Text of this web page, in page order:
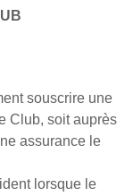
souscrire une
Club, soit auprès
assurance le
lorsque le